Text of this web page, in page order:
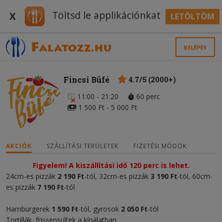
X Töltsd le applikációnkat LETÖLTÖM
BELÉPÉS
Fincsi Büfé
4.7/5 (2000+)
11:00 - 21:20
60 perc
1 500 Ft - 5 000 Ft
AKCIÓK SZÁLLÍTÁSI TERÜLETEK FIZETÉSI MÓDOK
Figyelem! A kiszállítási idő 120 perc is lehet.
24cm-es pizzák 2 190 Ft-tól, 32cm-es pizzák 3 190 Ft-tól, 60cm-
es pizzák 7 190 Ft-tól
Hamburgerek 1 590 Ft-tól, gyrosok 2 050 Ft-tól
Tortillák, frissensültek a kínálatban